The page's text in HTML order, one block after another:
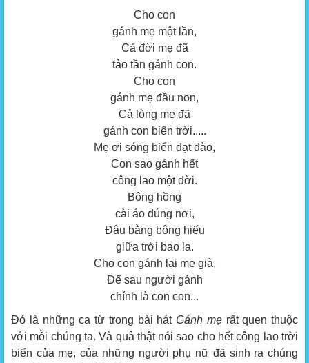
Cho con
gánh mẹ một lần,
Cả đời mẹ đã
tảo tần gánh con.
Cho con
gánh mẹ đầu non,
Cả lòng mẹ đã
gánh con biển trời.....
Mẹ ơi sóng biển dạt dào,
Con sao gánh hết
công lao một đời.
Bông hồng
cài áo đúng nơi,
Đâu bằng bông hiếu
giữa trời bao la.
Cho con gánh lại mẹ già,
Để sau người gánh
chính là con con...
Đó là những ca từ trong bài hát Gánh mẹrất quen thuộc
với mỗi chúng ta.Và quả thật nói sao cho hết công lao trời
biển của mẹ, của những người phụ nữ đã sinh ra chúng